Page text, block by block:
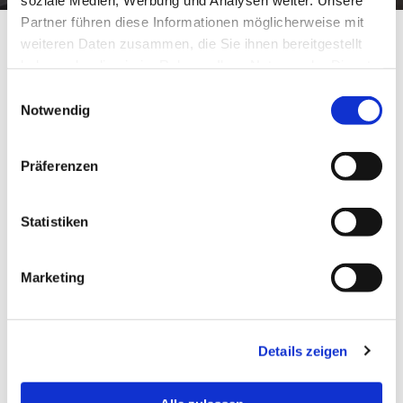
Partner führen diese Informationen möglicherweise mit
weiteren Daten zusammen, die Sie ihnen bereitgestellt
Notwendig
Präferenzen
Statistiken
Marketing
Details zeigen